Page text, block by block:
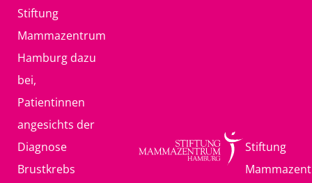
Stiftung
Mammazentrum
Hamburg dazu
bei,
Patientinnen
angesichts der
Diagnose
Brustkrebs
Stiftung